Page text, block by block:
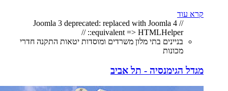
קרא עוד
// Joomla 3 deprecated: replaced with Joomla 4
equivalent => HTMLHelper:: //
בניינים בתי מלון משרדים ומוסדות יטאות התקנה חדרי
מכונות
מגדל הגימנסיה - תל אביב